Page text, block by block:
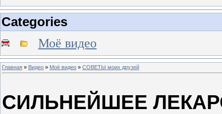
Categories
Моё видео
Главная » Видео » Моё видео » СОВЕТЫ моих друзей
СИЛЬНЕЙШЕЕ